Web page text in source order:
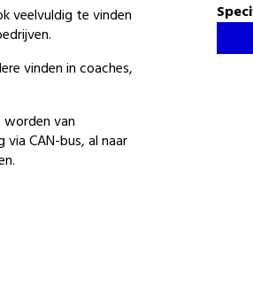
veelvuldig te vinden
vinden in coaches,
van
CAN-bus, al naar